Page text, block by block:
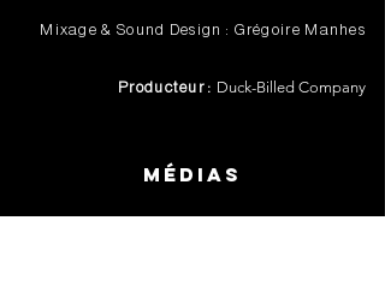
Mixage & Sound Design : Grégoire Manhes
Producteur : Duck-Billed Company
Médias